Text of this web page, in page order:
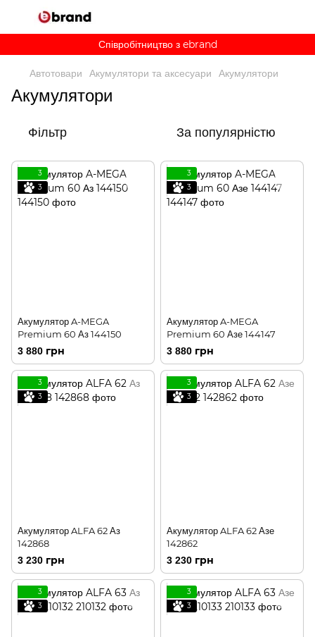
Співробітництво з ebrand
Автотовари Акумулятори та аксесуари Акумулятори
Акумулятори
Фільтр За популярністю
3
3
Акумулятор A-MEGA
Premium 60 Аз 144150
3 880 грн
3
3
Акумулятор A-MEGA
Premium 60 Азе 144147
3 880 грн
3
3
Акумулятор ALFA 62 Аз
142868
3 230 грн
3
3
Акумулятор ALFA 62 Азе
142862
3 230 грн
3
3
3
3